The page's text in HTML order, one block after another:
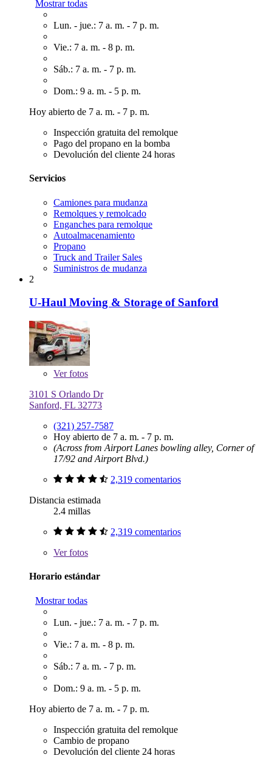
Mostrar todas
Lun. - jue.: 7 a. m. - 7 p. m.
Vie.: 7 a. m. - 8 p. m.
Sáb.: 7 a. m. - 7 p. m.
Dom.: 9 a. m. - 5 p. m.
Hoy abierto de 7 a. m. - 7 p. m.
Inspección gratuita del remolque
Pago del propano en la bomba
Devolución del cliente 24 horas
Servicios
Camiones para mudanza
Remolques y remolcado
Enganches para remolque
Autoalmacenamiento
Propano
Truck and Trailer Sales
Suministros de mudanza
2
U-Haul Moving & Storage of Sanford
Verfotos
3101 S Orlando Dr
Sanford, FL 32773
(321) 257-7587
Hoy abierto de 7 a. m. - 7 p. m.
(Across from Airport Lanes bowling alley, Corner of
17/92 and Airport Blvd.)
2,319 comentarios
Distancia estimada
2.4 millas
2,319 comentarios
Verfotos
Horario estándar
Mostrar todas
Lun. - jue.: 7 a. m. - 7 p. m.
Vie.: 7 a. m. - 8 p. m.
Sáb.: 7 a. m. - 7 p. m.
Dom.: 9 a. m. - 5 p. m.
Hoy abierto de 7 a. m. - 7 p. m.
Inspección gratuita del remolque
Cambio de propano
Devolución del cliente 24 horas